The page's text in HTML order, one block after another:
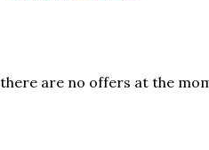
are no offers at the